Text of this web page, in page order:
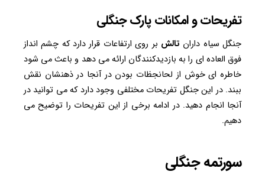
تفریحات و امکانات پارک جنگلی
جنگل سیاه داران تالش بر روی ارتفاعات قرار دارد که چشم انداز
فوق العاده ای را به بازدیدکنندگان ارائه می دهد و باعث می شود
خاطره ای خوش از لحانجظات بودن در آنجا در ذهنشان نقش
ببند. در این جنگل تفریحات مختلفی وجود دارد که می توانید در
آنجا انجام دهید. در ادامه برخی از این تفریحات را توضیح می
دهیم.
سورتمه جنگلی